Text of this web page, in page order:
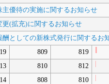
主優待の実施に関するお知らせ
更(拡充)に関するお知らせ
酬としての新株式発行に関するお
809 819
810 812
808 810